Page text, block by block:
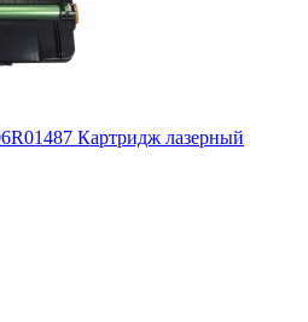
Картридж лазерный